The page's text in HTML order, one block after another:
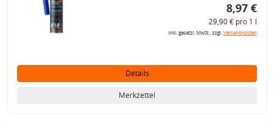
8,97 €
29,90 € pro 1 l
inkl. gesetzl. MwSt., zzgl.Versandkosten
Details
Merkzettel